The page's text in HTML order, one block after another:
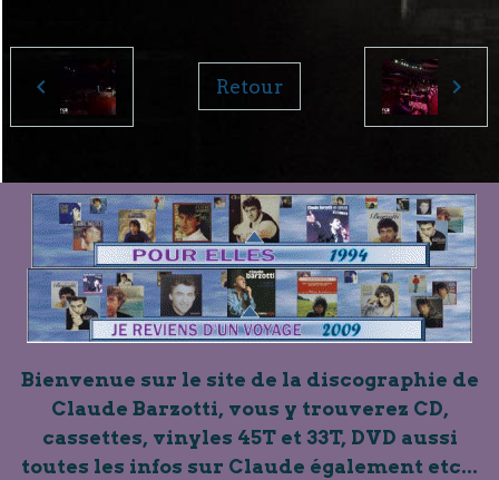
Retour
Bienvenue sur le site de la discographie de
Claude Barzotti, vous y trouverez CD,
cassettes, vinyles 45T et 33T, DVD aussi
toutes les infos sur Claude également etc...